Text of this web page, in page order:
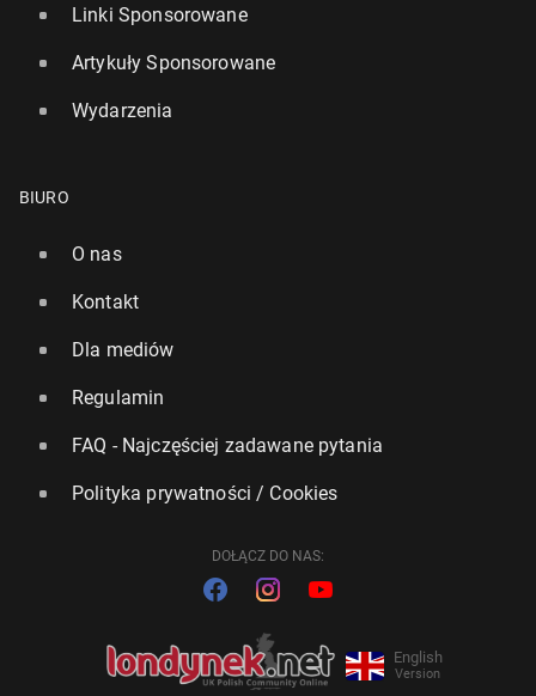
Linki Sponsorowane
Artykuły Sponsorowane
Wydarzenia
BIURO
O nas
Kontakt
Dla mediów
Regulamin
FAQ - Najczęściej zadawane pytania
Polityka prywatności / Cookies
DOŁĄCZ DO NAS:
English
Version